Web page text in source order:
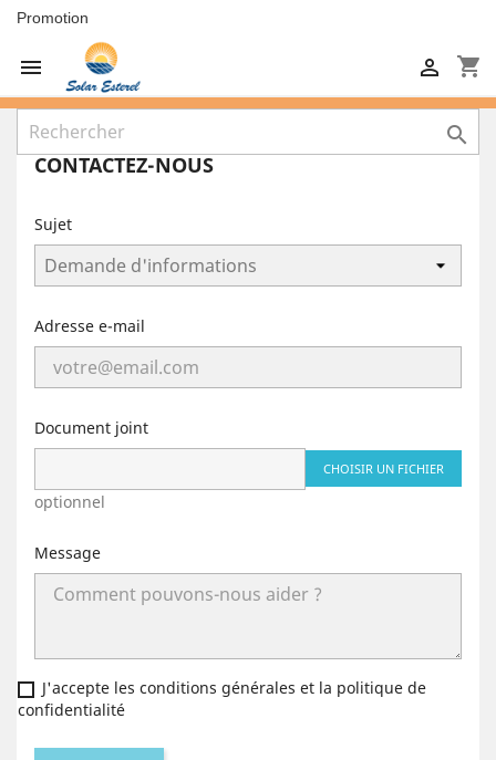
Promotion
 shopping_cart


CONTACTEZ-NOUS
Sujet
Adresse e-mail
Document joint
CHOISIR UN FICHIER
optionnel
Message
J'accepte les conditions générales et la politique de
confidentialité